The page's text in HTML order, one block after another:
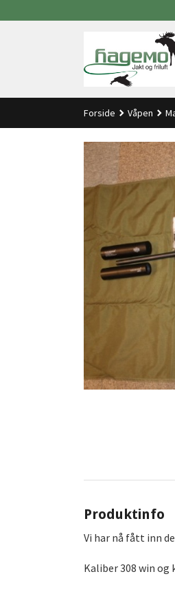
til
Forside Våpen
Produktinfo
Vi har nå fått inn
Kaliber 308 win og